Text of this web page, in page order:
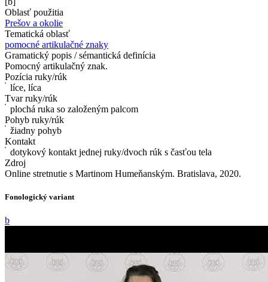
Oblasť použitia
Prešov a okolie
Tematická oblasť
pomocné artikulačné znaky
Gramatický popis / sémantická definícia
Pomocný artikulačný znak.
Pozícia ruky/rúk
líce, líca
Tvar ruky/rúk
plochá ruka so založeným palcom
Pohyb ruky/rúk
žiadny pohyb
Kontakt
dotykový kontakt jednej ruky/dvoch rúk s časťou tela
Zdroj
Online stretnutie s Martinom Humeňanským. Bratislava, 2020.
Fonologický variant
b